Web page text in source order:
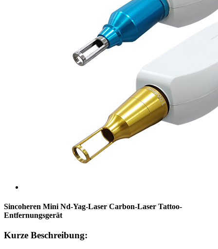
Sincoheren Mini Nd-Yag-Laser Carbon-Laser Tattoo-
Entfernungsgerät
Kurze Beschreibung: